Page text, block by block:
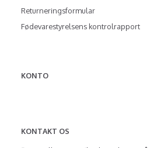
Returneringsformular
Fødevarestyrelsens kontrolrapport
KONTO
KONTAKT OS